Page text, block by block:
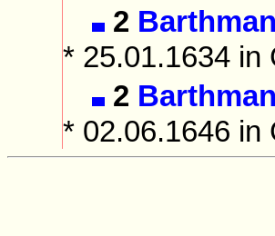
2
* 25.01.1634 in
2
* 02.06.1646 in